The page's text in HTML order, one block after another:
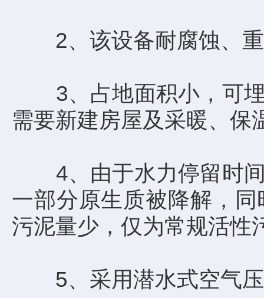
2、该设备耐腐蚀、重
3、占地面积小，可埋
需要新建房屋及采暖、保
4、由于水力停留时间
一部分原生质被降解，
污泥量少，仅为常规活性
5、采用潜水式空气压